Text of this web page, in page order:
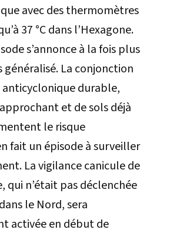
avec des thermomètres
37 °C dans l’Hexagone.
s’annonce à la fois plus
La conjonction
anticyclonique durable,
et de sols déjà
le risque
fait un épisode à surveiller
La vigilance canicule de
qui n’était pas déclenchée
le Nord, sera
activée en début de